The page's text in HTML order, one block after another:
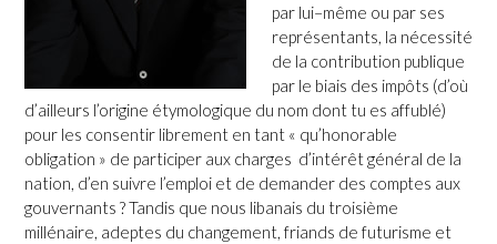
par lui–même ou par ses
représentants, la nécessité
de la contribution publique
par le biais des impôts (d’où
d’ailleurs l’origine étymologique du nom dont tu es affublé)
pour les consentir librement en tant « qu’honorable
obligation » de participer aux charges d’intérêt général de la
nation, d’en suivre l’emploi et de demander des comptes aux
gouvernants ? Tandis que nous libanais du troisième
millénaire, adeptes du changement, friands de futurisme et